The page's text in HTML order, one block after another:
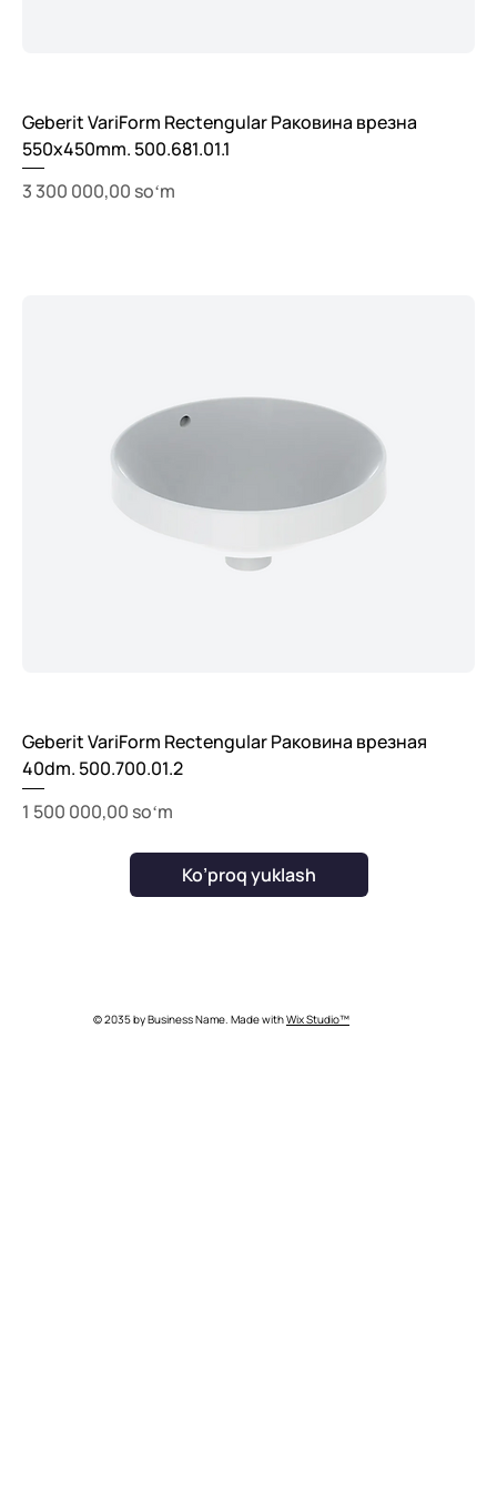
Geberit VariForm Rectengular Раковина врезна
550x450mm. 500.681.01.1
Price
3 300 000,00 soʻm
Geberit VariForm Rectengular Раковина врезная
40dm. 500.700.01.2
Price
1 500 000,00 soʻm
Ko’proq yuklash
© 2035 by Business Name. Made withWix Studio™